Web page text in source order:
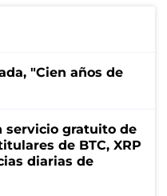
"Cien años de
servicio gratuito de
de BTC, XRP
diarias de